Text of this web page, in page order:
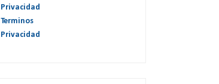
Privacidad
Terminos
Privacidad